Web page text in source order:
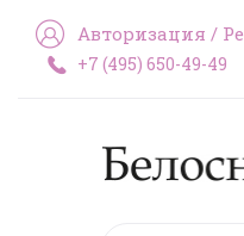
Авторизация /
+7 (495) 650-49-49